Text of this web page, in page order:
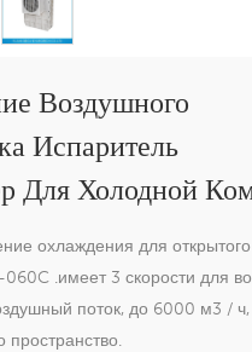
Воздушного
Испаритель
Для Холодной
охлаждения для открытого
060C .имеет 3 скорости для
поток, до 6000 м3 /
пространство.